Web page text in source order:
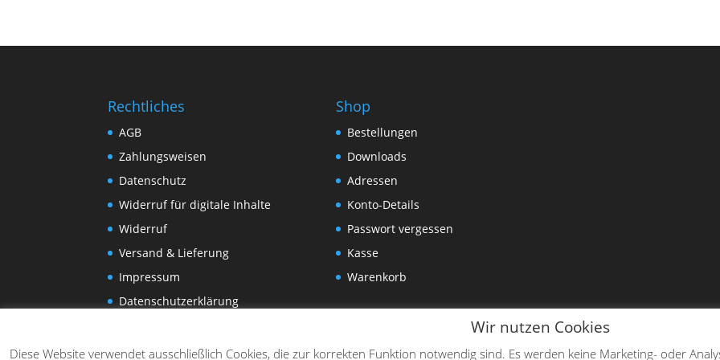
Rechtliches
AGB
Zahlungsweisen
Datenschutz
Widerruf für digitale Inhalte
Widerruf
Versand & Lieferung
Impressum
Datenschutzerklärung
Shop
Bestellungen
Downloads
Adressen
Konto-Details
Passwort vergessen
Kasse
Warenkorb
Wir nutzen Cookies
Diese Website verwendet ausschließlich Cookies, die zur korrekten Funktion notwendig sind. Es werden keine Marketing- oder